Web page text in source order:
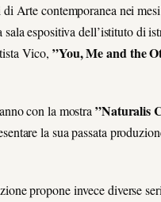
Arte contemporanea nei
espositiva dell’istituto di
Vico, ”You, Me and the
con la mostra ”Naturalis
la sua passata
propone invece diverse